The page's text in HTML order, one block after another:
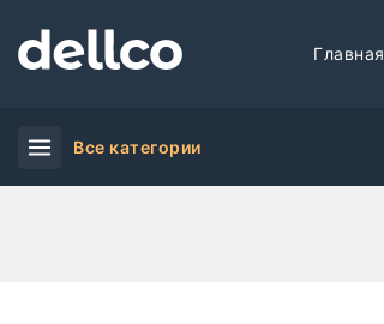
Главная
Все категории